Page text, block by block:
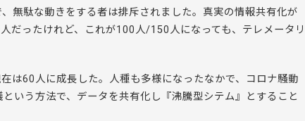
無駄な動きをする者は排斥されました。真実の情報共有化が
だったけれど、これが100人/150人になっても、テレメータリ
は60人に成長した。人種も多様になったなかで、コロナ騒動
いう方法で、データを共有化し『沸騰型シテム』とすること